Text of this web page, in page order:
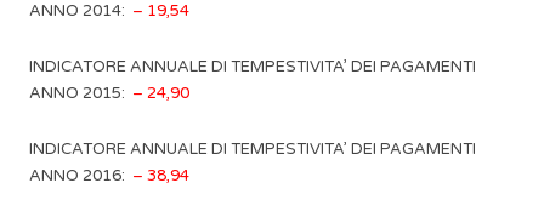
ANNO 2014: – 19,54
INDICATORE ANNUALE DI TEMPESTIVITA’ DEI PAGAMENTI
ANNO 2015: – 24,90
INDICATORE ANNUALE DI TEMPESTIVITA’ DEI PAGAMENTI
ANNO 2016: – 38,94